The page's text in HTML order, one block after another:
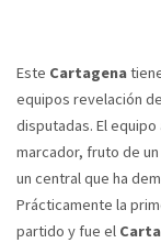
Este Cartagena
equipos revelación
disputadas. El
marcador, fruto de
un central que ha
Prácticamente la
partido y fue el